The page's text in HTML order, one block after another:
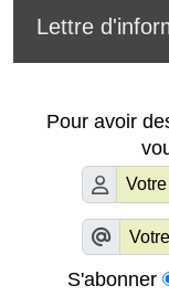
Lettre
Pour avoir
S'abonner